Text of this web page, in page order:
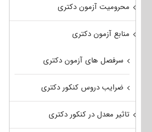
محرومیت آزمون دکتری
منابع آزمون دکتری
سرفصل های آزمون دکتری
ضرایب دروس کنکور دکتری
تاثیر معدل در کنکور دکتری